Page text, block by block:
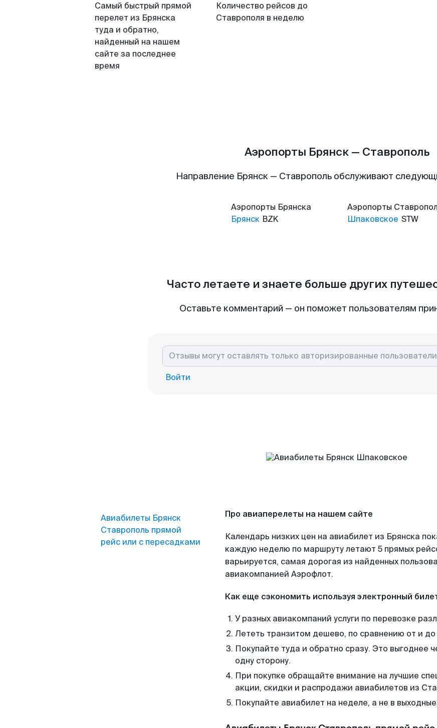
Самый быстрый прямой
перелет из Брянска
туда и обратно,
найденный на нашем
сайте за последнее
время
Количество рейсов до
Ставрополя в неделю
Аэропорты Брянск — Ставрополь
Направление Брянск — Ставрополь обслуживают
Аэропорты Брянска
Брянск BZK
Аэропорты
Шпаковское STW
Часто летаете и знаете больше других
Оставьте комментарий — он поможет пользователям
Войти
Авиабилеты Брянск
Ставрополь прямой
рейс или с пересадками
Про авиаперелеты на нашем сайте
Календарь низких цен на авиабилет из Брянска
каждую неделю по маршруту летают 5 прямых
варьируется, самая дорогая из найденных
авиакомпанией Аэрофлот.
Как еще сэкономить используя электронный
У разных авиакомпаний услуги по перевозке
Лететь транзитом дешево, по сравнению от и до
Покупайте туда и обратно сразу. Это выгоднее
одну сторону.
При покупке обращайте внимание на лучшие
акции, скидки и распродажи авиабилетов из
Покупайте авиабилет на неделе, а не в